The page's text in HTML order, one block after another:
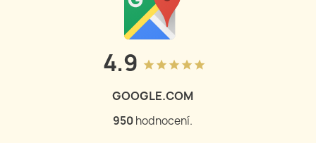
4.9 grade grade grade grade grade
GOOGLE.COM
950 hodnocení.